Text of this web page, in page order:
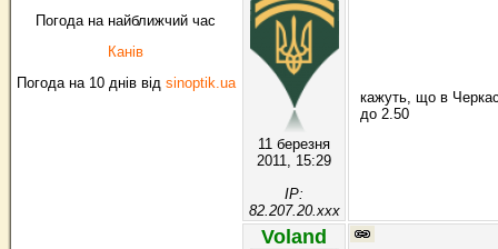
Погода на найближчий час
Канів
Погода на 10 днів від sinoptik.ua
11 березня
2011, 15:29
IP:
82.207.20.xxx
кажуть, що в
до 2.50
Voland